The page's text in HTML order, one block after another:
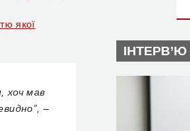
якої
хоч мав
–
ІНТЕРВ’Ю